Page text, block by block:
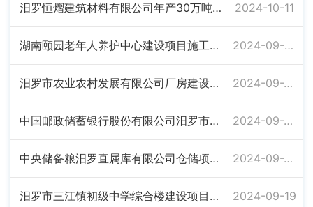
汨罗恒熠建筑材料有限公司年产30万吨混凝土建设项目施工许可证 2024-10-11
湖南颐园老年人养护中心建设项目施工许可证 2024-09-30
汨罗市农业农村发展有限公司厂房建设项目一期工程施工许可证 2024-09-26
中国邮政储蓄银行股份有限公司汨罗市支行室内装修工程施工许可证 2024-09-25
中央储备粮汨罗直属库有限公司仓储项目施工许可证 2024-09-20
汨罗市三江镇初级中学综合楼建设项目施工许可证 2024-09-19